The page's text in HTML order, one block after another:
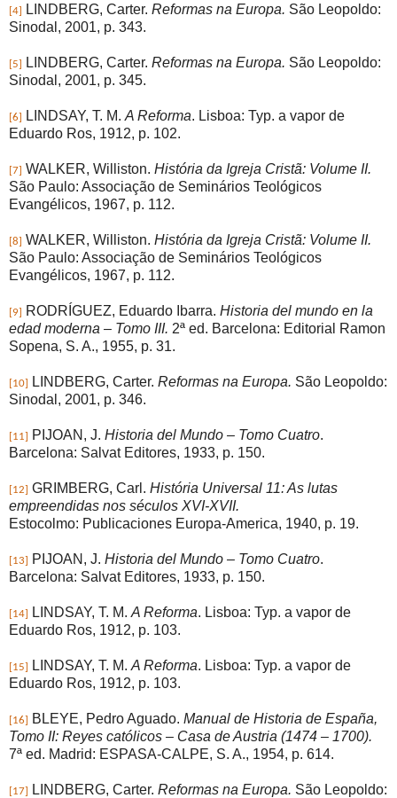
[4] LINDBERG, Carter. Reformas na Europa. São Leopoldo:
Sinodal, 2001, p. 343.
[5] LINDBERG, Carter. Reformas na Europa. São Leopoldo:
Sinodal, 2001, p. 345.
[6] LINDSAY, T. M. A Reforma. Lisboa: Typ. a vapor de
Eduardo Ros, 1912, p. 102.
[7] WALKER, Williston. História da Igreja Cristã: Volume II.
São Paulo: Associação de Seminários Teológicos
Evangélicos, 1967, p. 112.
[8] WALKER, Williston. História da Igreja Cristã: Volume II.
São Paulo: Associação de Seminários Teológicos
Evangélicos, 1967, p. 112.
[9] RODRÍGUEZ, Eduardo Ibarra. Historia del mundo en la
edad moderna – Tomo III. 2ª ed. Barcelona: Editorial Ramon
Sopena, S. A., 1955, p. 31.
[10] LINDBERG, Carter. Reformas na Europa. São Leopoldo:
Sinodal, 2001, p. 346.
[11] PIJOAN, J. Historia del Mundo – Tomo Cuatro.
Barcelona: Salvat Editores, 1933, p. 150.
[12] GRIMBERG, Carl. História Universal 11: As lutas
empreendidas nos séculos XVI-XVII.
Estocolmo: Publicaciones Europa-America, 1940, p. 19.
[13] PIJOAN, J. Historia del Mundo – Tomo Cuatro.
Barcelona: Salvat Editores, 1933, p. 150.
[14] LINDSAY, T. M. A Reforma. Lisboa: Typ. a vapor de
Eduardo Ros, 1912, p. 103.
[15] LINDSAY, T. M. A Reforma. Lisboa: Typ. a vapor de
Eduardo Ros, 1912, p. 103.
[16] BLEYE, Pedro Aguado. Manual de Historia de España,
Tomo II: Reyes católicos – Casa de Austria (1474 – 1700).
7ª ed. Madrid: ESPASA-CALPE, S. A., 1954, p. 614.
[17] LINDBERG, Carter. Reformas na Europa. São Leopoldo: